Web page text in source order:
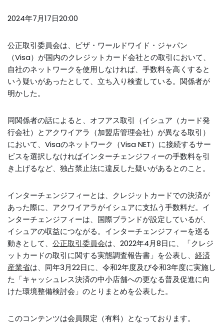
2024年7月17日20:00
公正取引委員会は、ビザ・ワールドワイド・ジャパン
（Visa）が国内のクレジットカード会社との取引において、
自社のネットワークを使用しなければ、手数料を高くすると
いう疑いがあったとして、立ち入り検査している。関係者が
明かした。
同関係者の話によると、オフアス取引（イシュア（カード発
行会社）とアクワイアラ（加盟店管理会社）が異なる取引）
において、Visaのネットワーク（Visa NET）に接続するサー
ビスを選択しなければインターチェンジフィーの手数料を引
き上げるなど、独占禁止法に違反した疑いがあるとのこと。
インターチェンジフィーとは、クレジットカードでの決済が
あった際に、アクワイアラがイシュアに支払う手数料だ。イ
ンターチェンジフィーは、国際ブランドが設定しているが、
イシュアの収益につながる。インターチェンジフィーを巡る
動きとして、 公正取引委員会は、2022年4月8日に、「クレジ
ットカードの取引に関する実態調査報告書」を公表し、 経済
産業省は、同年3月22日に、令和2年度及び令和3年度に実施し
た「キャッシュレス決済の中小店舗への更なる普及促進に向
けた環境整備検討会」のとりまとめを公表した。
このコンテンツは会員限定（有料）となっております。